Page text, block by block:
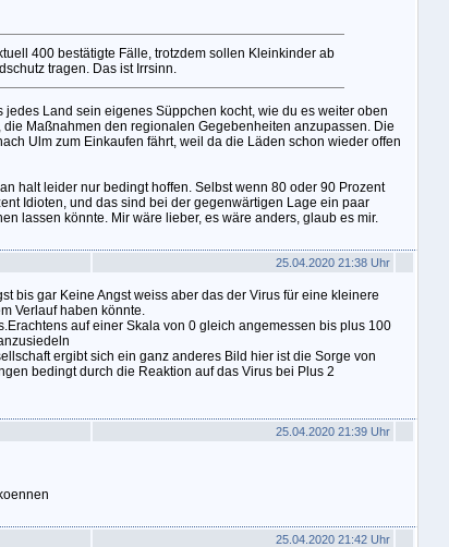
400 bestätigte Fälle, trotzdem sollen Kleinkinder ab
tragen. Das ist Irrsinn.
jedes Land sein eigenes Süppchen kocht, wie du es weiter oben
Maßnahmen den regionalen Gegebenheiten anzupassen. Die
Ulm zum Einkaufen fährt, weil da die Läden schon wieder offen
halt leider nur bedingt hoffen. Selbst wenn 80 oder 90 Prozent
Idioten, und das sind bei der gegenwärtigen Lage ein paar
lassen könnte. Mir wäre lieber, es wäre anders, glaub es mir.
25.04.2020 21:38 Uhr
bis gar Keine Angst weiss aber das der Virus für eine kleinere
Verlauf haben könnte.
auf einer Skala von 0 gleich angemessen bis plus 100
ergibt sich ein ganz anderes Bild hier ist die Sorge von
bedingt durch die Reaktion auf das Virus bei Plus 2
25.04.2020 21:39 Uhr
25.04.2020 21:42 Uhr